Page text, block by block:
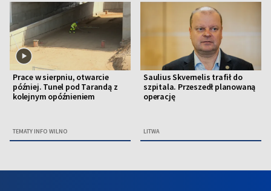
Prace w sierpniu, otwarcie
później. Tunel pod Tarandą z
kolejnym opóźnieniem
TEMATY INFO WILNO
Saulius Skvernelis trafił do
szpitala. Przeszedł planowaną
operację
LITWA